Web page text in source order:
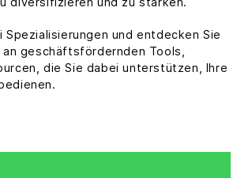
Spezialisierungen und entdecken Sie
geschäftsfördernden Tools,
die Sie dabei unterstützen, Ihre